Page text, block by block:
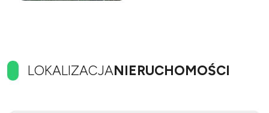
LOKALIZACJANIERUCHOMOŚCI